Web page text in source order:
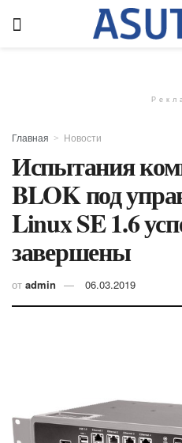
Главная Новости
Испытания
BLOK под
Linux SE 1.6
завершены
от admin 06.03.2019